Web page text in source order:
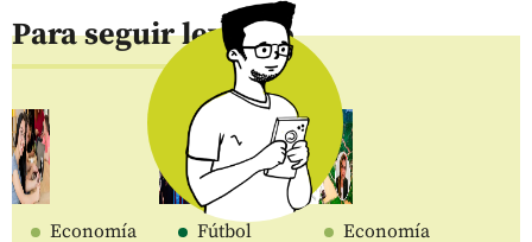
Para seguir leyendo
Economía Fútbol Economía